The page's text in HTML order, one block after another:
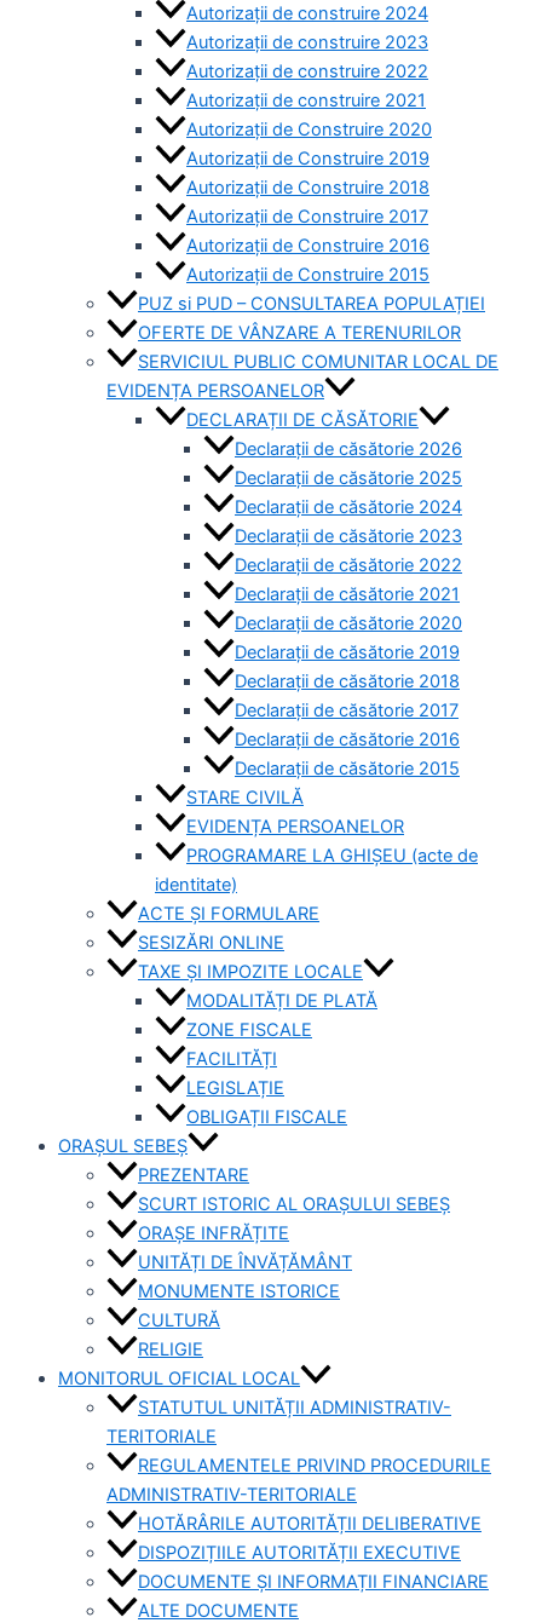
Autorizații de construire 2024
Autorizații de construire 2023
Autorizații de construire 2022
Autorizații de construire 2021
Autorizații de Construire 2020
Autorizații de Construire 2019
Autorizaţii de Construire 2018
Autorizaţii de Construire 2017
Autorizaţii de Construire 2016
Autorizaţii de Construire 2015
PUZ si PUD – CONSULTAREA POPULAȚIEI
OFERTE DE VÂNZARE A TERENURILOR
SERVICIUL PUBLIC COMUNITAR LOCAL DE
EVIDENȚA PERSOANELOR
DECLARAȚII DE CĂSĂTORIE
Declarații de căsătorie 2026
Declarații de căsătorie 2025
Declarații de căsătorie 2024
Declarații de căsătorie 2023
Declarații de căsătorie 2022
Declarații de căsătorie 2021
Declarații de căsătorie 2020
Declarații de căsătorie 2019
Declarații de căsătorie 2018
Declarații de căsătorie 2017
Declarații de căsătorie 2016
Declarații de căsătorie 2015
STARE CIVILĂ
EVIDENȚA PERSOANELOR
PROGRAMARE LA GHIȘEU (acte de
identitate)
ACTE ȘI FORMULARE
SESIZĂRI ONLINE
TAXE ȘI IMPOZITE LOCALE
MODALITĂȚI DE PLATĂ
ZONE FISCALE
FACILITĂȚI
LEGISLAȚIE
OBLIGAȚII FISCALE
ORAȘUL SEBEȘ
PREZENTARE
SCURT ISTORIC AL ORAȘULUI SEBEȘ
ORAȘE INFRĂȚITE
UNITĂȚI DE ÎNVĂȚĂMÂNT
MONUMENTE ISTORICE
CULTURĂ
RELIGIE
MONITORUL OFICIAL LOCAL
STATUTUL UNITĂȚII ADMINISTRATIV-
TERITORIALE
REGULAMENTELE PRIVIND PROCEDURILE
ADMINISTRATIV-TERITORIALE
HOTĂRÂRILE AUTORITĂȚII DELIBERATIVE
DISPOZIȚIILE AUTORITĂȚII EXECUTIVE
DOCUMENTE ȘI INFORMAȚII FINANCIARE
ALTE DOCUMENTE